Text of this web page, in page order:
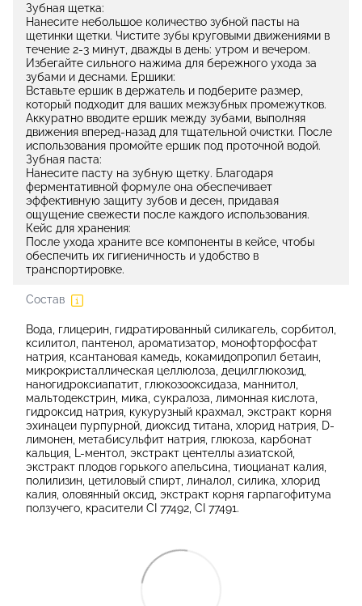
Зубная щетка:
Нанесите небольшое количество зубной пасты на
щетинки щетки. Чистите зубы круговыми движениями в
течение 2-3 минут, дважды в день: утром и вечером.
Избегайте сильного нажима для бережного ухода за
зубами и деснами. Ершики:
Вставьте ершик в держатель и подберите размер,
который подходит для ваших межзубных промежутков.
Аккуратно вводите ершик между зубами, выполняя
движения вперед-назад для тщательной очистки. После
использования промойте ершик под проточной водой.
Зубная паста:
Нанесите пасту на зубную щетку. Благодаря
ферментативной формуле она обеспечивает
эффективную защиту зубов и десен, придавая
ощущение свежести после каждого использования.
Кейс для хранения:
После ухода храните все компоненты в кейсе, чтобы
обеспечить их гигиеничность и удобство в
транспортировке.
Состав
Вода, глицерин, гидратированный силикагель, сорбитол,
ксилитол, пантенол, ароматизатор, монофторфосфат
натрия, ксантановая камедь, кокамидопропил бетаин,
микрокристаллическая целлюлоза, децилглюкозид,
наногидроксиапатит, глюкозооксидаза, маннитол,
мальтодекстрин, мика, сукралоза, лимонная кислота,
гидроксид натрия, кукурузный крахмал, экстракт корня
эхинацеи пурпурной, диоксид титана, хлорид натрия, D-
лимонен, метабисульфит натрия, глюкоза, карбонат
кальция, L-ментол, экстракт центеллы азиатской,
экстракт плодов горького апельсина, тиоцианат калия,
полилизин, цетиловый спирт, линалол, силика, хлорид
калия, оловянный оксид, экстракт корня гарпагофитума
ползучего, красители CI 77492, CI 77491.